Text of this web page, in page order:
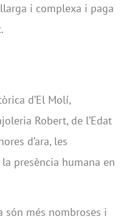
i complexa i paga
d’El Molí,
Robert, de l’Edat
d’ara, les
presència humana en
són més nombroses i